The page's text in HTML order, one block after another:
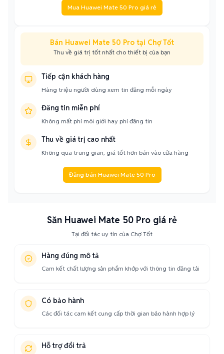
Mua Huawei Mate 50 Pro giá rẻ
Bán Huawei Mate 50 Pro tại Chợ Tốt
Thu về giá trị tốt nhất cho thiết bị của bạn
Tiếp cận khách hàng
Hàng triệu người dùng xem tin đăng mỗi ngày
Đăng tin miễn phí
Không mất phí môi giới hay phí đăng tin
Thu về giá trị cao nhất
Không qua trung gian, giá tốt hơn bán vào cửa hàng
Đăng bán Huawei Mate 50 Pro
Săn Huawei Mate 50 Pro giá rẻ
Tại đối tác uy tín của Chợ Tốt
Hàng đúng mô tả
Cam kết chất lượng sản phẩm khớp với thông tin đăng tải
Có bảo hành
Các đối tác cam kết cung cấp thời gian bảo hành hợp lý
Hỗ trợ đổi trả